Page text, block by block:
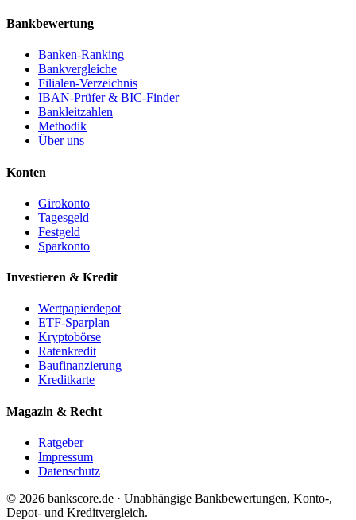
Bankbewertung
Banken-Ranking
Bankvergleiche
Filialen-Verzeichnis
IBAN-Prüfer & BIC-Finder
Bankleitzahlen
Methodik
Über uns
Konten
Girokonto
Tagesgeld
Festgeld
Sparkonto
Investieren & Kredit
Wertpapierdepot
ETF-Sparplan
Kryptobörse
Ratenkredit
Baufinanzierung
Kreditkarte
Magazin & Recht
Ratgeber
Impressum
Datenschutz
© 2026 bankscore.de · Unabhängige Bankbewertungen, Konto-,
Depot- und Kreditvergleich.